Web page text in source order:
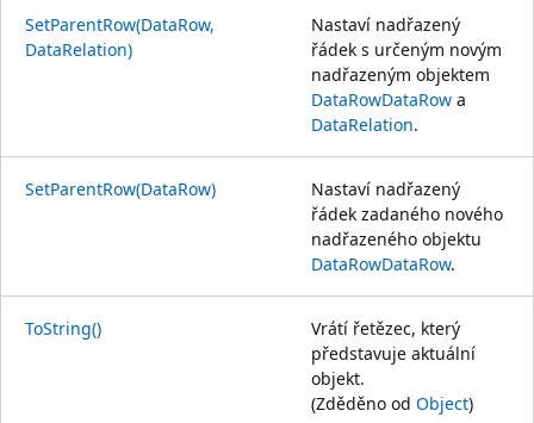
SetParentRow(DataRow,
DataRelation)
Nastaví nadřazený
řádek s určeným novým
nadřazeným objektem
DataRowDataRow a
DataRelation.
SetParentRow(DataRow)
Nastaví nadřazený
řádek zadaného nového
nadřazeného objektu
DataRowDataRow.
ToString()
Vrátí řetězec, který
představuje aktuální
objekt.
(Zděděno od Object)